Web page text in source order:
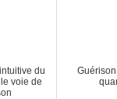
du
voie de